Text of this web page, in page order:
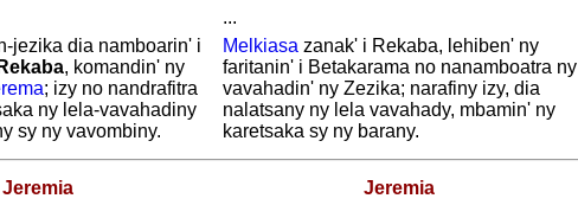
...
jezika dia namboarin' i
Rekaba, komandin' ny
; izy no nandrafitra
ny lela-vavahadiny
sy ny vavombiny.
Melkiasa zanak' i Rekaba, lehiben' ny
faritanin' i Betakarama no nanamboatra ny
vavahadin' ny Zezika; narafiny izy, dia
nalatsany ny lela vavahady, mbamin' ny
karetsaka sy ny barany.
Jeremia Jeremia